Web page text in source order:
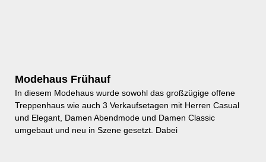
Modehaus Frühauf
In diesem Modehaus wurde sowohl das großzügige offene
Treppenhaus wie auch 3 Verkaufsetagen mit Herren Casual
und Elegant, Damen Abendmode und Damen Classic
umgebaut und neu in Szene gesetzt. Dabei